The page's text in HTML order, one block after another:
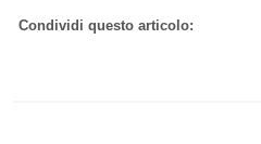
Condividi questo articolo: